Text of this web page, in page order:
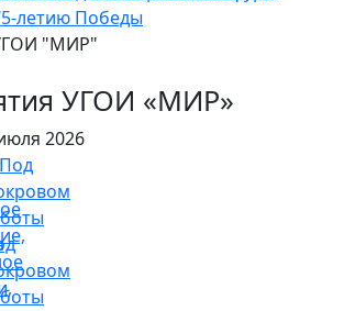
"МИР"
УГОИ «МИР»
2026